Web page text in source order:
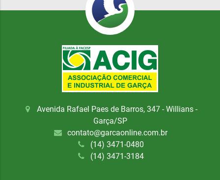
Avenida Rafael Paes de Barros, 347 - Willians -
Garça/SP
contato@garcaonline.com.br
(14) 3471-0480
(14) 3471-3184